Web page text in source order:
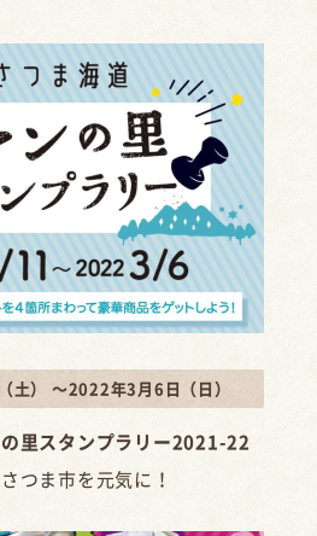
） ～2022年3月6日（日）
里スタンプラリー2021-22
つま市を元気に！